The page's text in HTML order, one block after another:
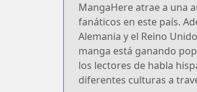
MangaHere atrae a una
fanáticos en este país.
Alemania y el Reino
manga está ganando
los lectores de habla
diferentes culturas a